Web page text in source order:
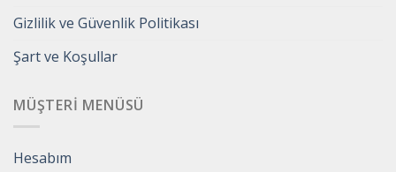
Gizlilik ve Güvenlik Politikası
Şart ve Koşullar
MÜŞTERI MENÜSÜ
Hesabım